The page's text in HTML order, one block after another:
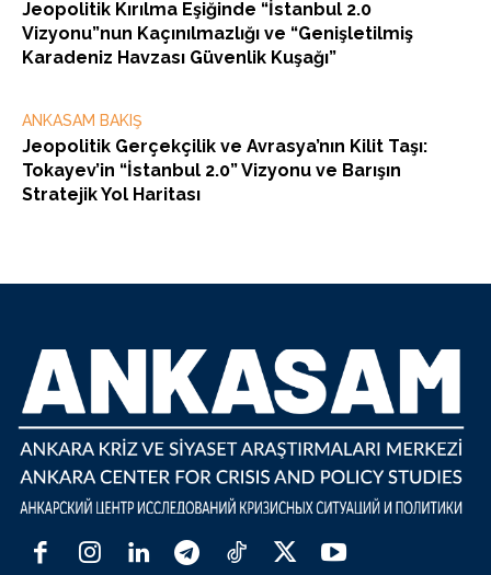
Jeopolitik Kırılma Eşiğinde “İstanbul 2.0
Vizyonu”nun Kaçınılmazlığı ve “Genişletilmiş
Karadeniz Havzası Güvenlik Kuşağı”
ANKASAM BAKIŞ
Jeopolitik Gerçekçilik ve Avrasya’nın Kilit Taşı:
Tokayev’in “İstanbul 2.0” Vizyonu ve Barışın
Stratejik Yol Haritası